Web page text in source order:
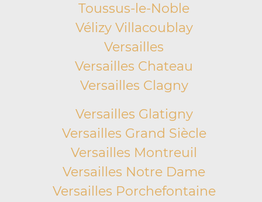
Toussus-le-Noble
Vélizy Villacoublay
Versailles
Versailles Chateau
Versailles Clagny
Versailles Glatigny
Versailles Grand Siècle
Versailles Montreuil
Versailles Notre Dame
Versailles Porchefontaine